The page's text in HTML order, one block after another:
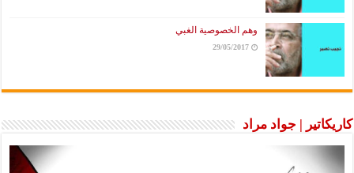
وهم الخصوصية الغبي
29/05/2017
كاريكاتير | جواد مراد